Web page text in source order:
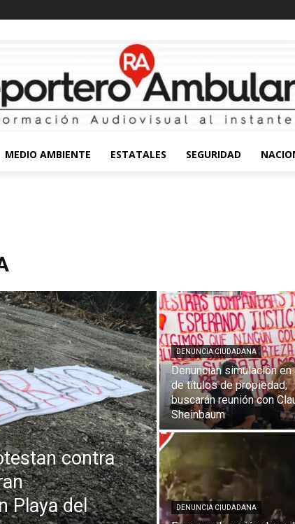
MEDIO AMBIENTE ESTATALES SEGURIDAD
contra
Playa del
DENUNCIA CIUDADANA
Denuncian simulación en
de títulos de propiedad;
buscarán reunión con
Sheinbaum
DENUNCIA CIUDADANA